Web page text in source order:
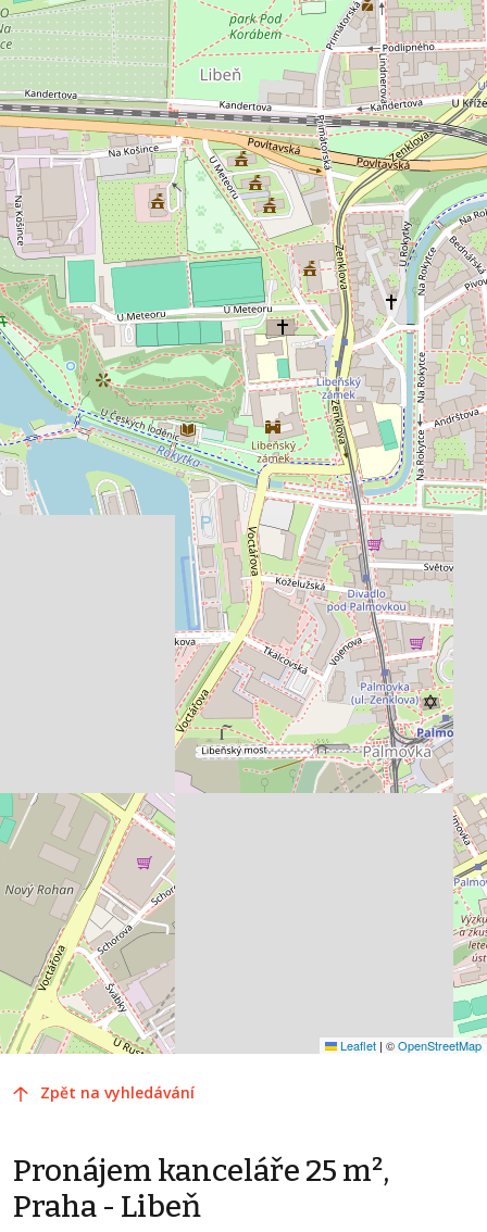
Leaflet | ©OpenStreetMap
Zpět na vyhledávání
Pronájem kanceláře 25 m²,
Praha - Libeň